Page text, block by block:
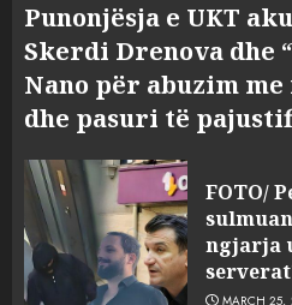
Punonjësja e UKT
Skerdi Drenova dhe
Nano për abuzim
dhe pasuri të
FOTO/
ngjarja
MARCH 25,